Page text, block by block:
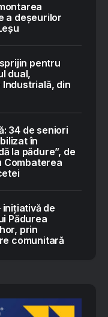
a deșeurilor
pentru
dual,
din
34 de seniori
în
la pădure”, de
Combaterea
inițiativă de
Pădurea
prin
comunitară